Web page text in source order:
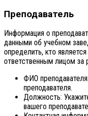
Преподаватель
Информация о
данными об учебном
определить, кто
ответственным лицом за
ФИО
преподавателя.
Должность:
вашего